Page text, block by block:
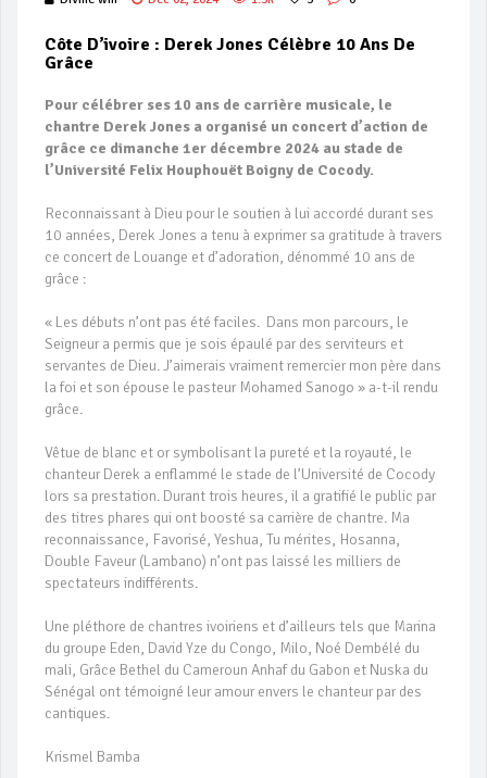
Côte D’ivoire : Derek Jones Célèbre 10 Ans De
Grâce
Pour célébrer ses 10 ans de carrière musicale, le
chantre Derek Jones a organisé un concert d’action de
grâce ce dimanche 1er décembre 2024 au stade de
l’Université Felix Houphouët Boigny de Cocody.
Reconnaissant à Dieu pour le soutien à lui accordé durant ses
10 années, Derek Jones a tenu à exprimer sa gratitude à travers
ce concert de Louange et d’adoration, dénommé 10 ans de
grâce :
« Les débuts n’ont pas été faciles. Dans mon parcours, le
Seigneur a permis que je sois épaulé par des serviteurs et
servantes de Dieu. J’aimerais vraiment remercier mon père dans
la foi et son épouse le pasteur Mohamed Sanogo » a-t-il rendu
grâce.
Vêtue de blanc et or symbolisant la pureté et la royauté, le
chanteur Derek a enflammé le stade de l’Université de Cocody
lors sa prestation. Durant trois heures, il a gratifié le public par
des titres phares qui ont boosté sa carrière de chantre. Ma
reconnaissance, Favorisé, Yeshua, Tu mérites, Hosanna,
Double Faveur (Lambano) n’ont pas laissé les milliers de
spectateurs indifférents.
Une pléthore de chantres ivoiriens et d’ailleurs tels que Marina
du groupe Eden, David Yze du Congo, Milo, Noé Dembélé du
mali, Grâce Bethel du Cameroun Anhaf du Gabon et Nuska du
Sénégal ont témoigné leur amour envers le chanteur par des
cantiques.
Krismel Bamba